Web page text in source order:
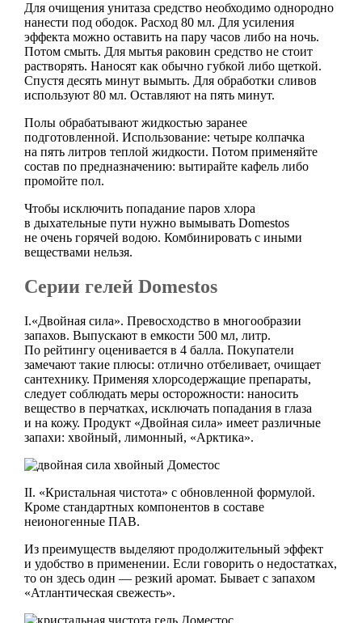
Для очищения унитаза средство необходимо однородно
нанести под ободок. Расход 80 мл. Для усиления
эффекта можно оставить на пару часов либо на ночь.
Потом смыть. Для мытья раковин средство не стоит
растворять. Наносят как обычно губкой либо щеткой.
Спустя десять минут вымыть. Для обработки сливов
используют 80 мл. Оставляют на пять минут.
Полы обрабатывают жидкостью заранее
подготовленной. Использование: четыре колпачка
на пять литров теплой жидкости. Потом применяйте
состав по предназначению: вытирайте кафель либо
промойте пол.
Чтобы исключить попадание паров хлора
в дыхательные пути нужно вымывать Domestos
не очень горячей водою. Комбинировать с иными
веществами нельзя.
Серии гелей Domestos
I.«Двойная сила». Превосходство в многообразии
запахов. Выпускают в емкости 500 мл, литр.
По рейтингу оценивается в 4 балла. Покупатели
замечают такие плюсы: отлично отбеливает, очищает
сантехнику. Применяя хлорсодержащие препараты,
следует соблюдать меры осторожности: наносить
вещество в перчатках, исключать попадания в глаза
и на кожу. Продукт «Двойная сила» имеет различные
запахи: хвойный, лимонный, «Арктика».
II. «Кристальная чистота» с обновленной формулой.
Кроме стандартных компонентов в составе
неионогенные ПАВ.
Из преимуществ выделяют продолжительный эффект
и удобство в применении. Если говорить о недостатках,
то он здесь один — резкий аромат. Бывает с запахом
«Атлантическая свежесть».